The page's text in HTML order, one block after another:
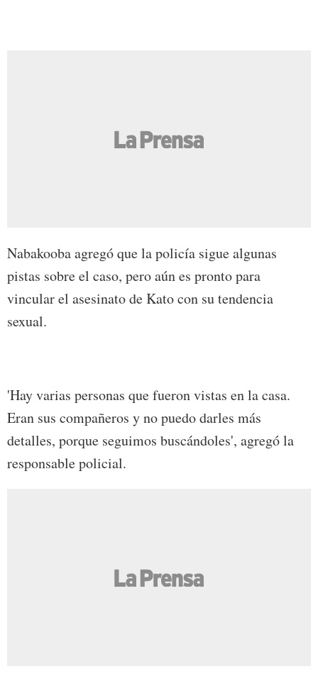
Nabakooba agregó que la policía sigue algunas
pistas sobre el caso, pero aún es pronto para
vincular el asesinato de Kato con su tendencia
sexual.
'Hay varias personas que fueron vistas en la casa.
Eran sus compañeros y no puedo darles más
detalles, porque seguimos buscándoles', agregó la
responsable policial.